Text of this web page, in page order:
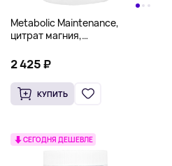
Metabolic Maintenance,
цитрат магния,
2 425 ₽
КУПИТЬ
СЕГОДНЯ ДЕШЕВЛЕ